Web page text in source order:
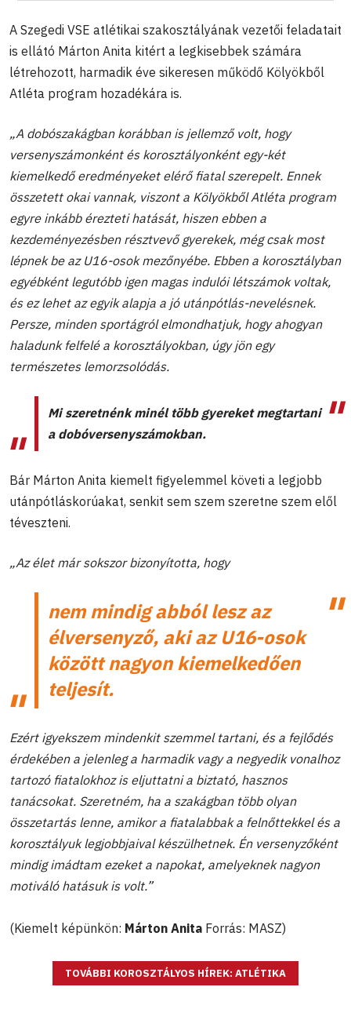
A Szegedi VSE atlétikai szakosztályának vezetői feladatait
is ellátó Márton Anita kitért a legkisebbek számára
létrehozott, harmadik éve sikeresen működő Kölyökből
Atléta program hozadékára is.
„A dobószakágban korábban is jellemző volt, hogy
versenyszámonként és korosztályonként egy-két
kiemelkedő eredményeket elérő fiatal szerepelt. Ennek
összetett okai vannak, viszont a Kölyökből Atléta program
egyre inkább érezteti hatását, hiszen ebben a
kezdeményezésben résztvevő gyerekek, még csak most
lépnek be az U16-osok mezőnyébe. Ebben a korosztályban
egyébként legutóbb igen magas indulói létszámok voltak,
és ez lehet az egyik alapja a jó utánpótlás-nevelésnek.
Persze, minden sportágról elmondhatjuk, hogy ahogyan
haladunk felfelé a korosztályokban, úgy jön egy
természetes lemorzsolódás.
Mi szeretnénk minél több gyereket megtartani
a dobóversenyszámokban.
Bár Márton Anita kiemelt figyelemmel követi a legjobb
utánpótláskorúakat, senkit sem szem szeretne szem elől
téveszteni.
„Az élet már sokszor bizonyította, hogy
nem mindig abból lesz az
élversenyző, aki az U16-osok
között nagyon kiemelkedően
teljesít.
Ezért igyekszem mindenkit szemmel tartani, és a fejlődés
érdekében a jelenleg a harmadik vagy a negyedik vonalhoz
tartozó fiatalokhoz is eljuttatni a biztató, hasznos
tanácsokat. Szeretném, ha a szakágban több olyan
összetartás lenne, amikor a fiatalabbak a felnőttekkel és a
korosztályuk legjobbjaival készülhetnek. Én versenyzőként
mindig imádtam ezeket a napokat, amelyeknek nagyon
motiváló hatásuk is volt.”
(Kiemelt képünkön: Márton Anita Forrás: MASZ)
TOVÁBBI KOROSZTÁLYOS HÍREK: ATLÉTIKA